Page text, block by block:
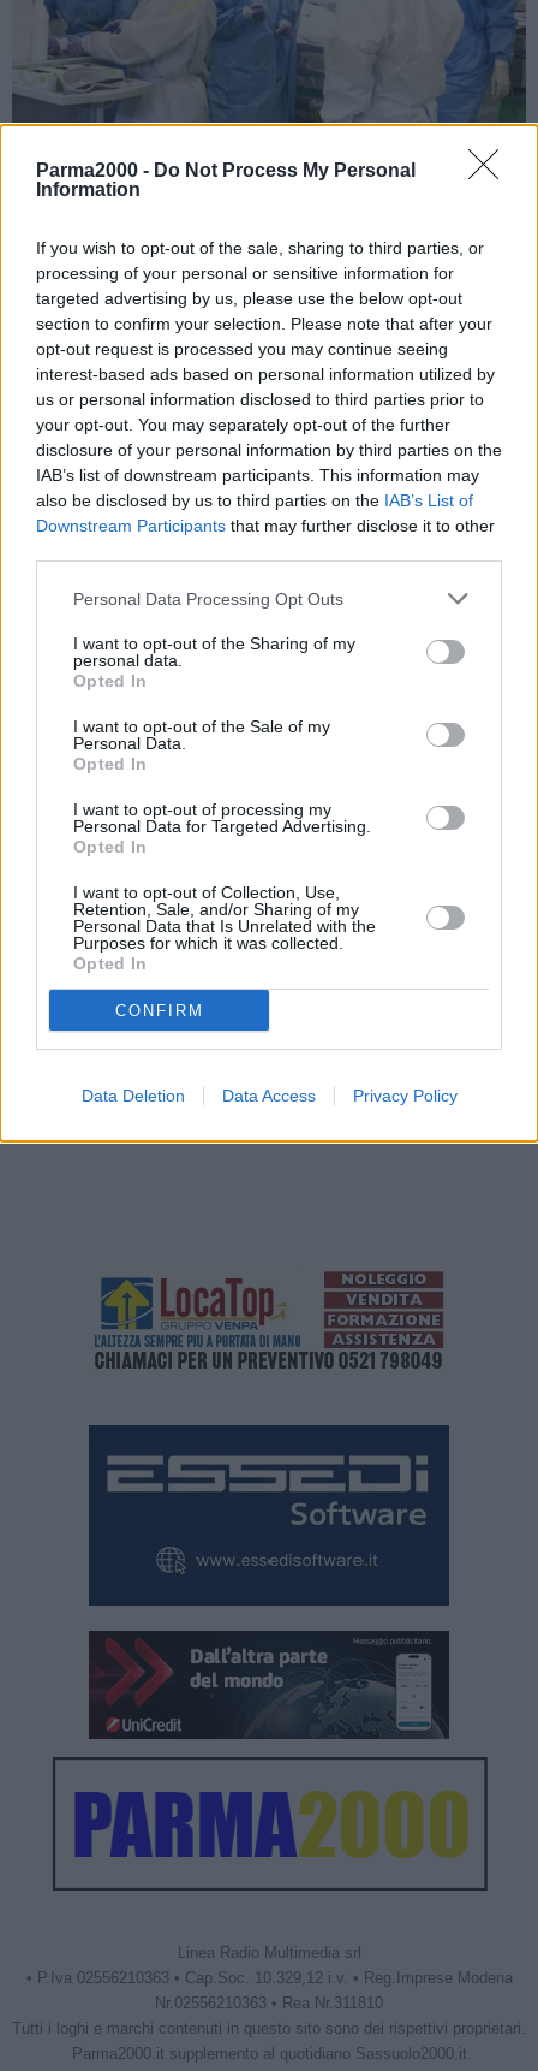
Parma2000 - Do Not Process My Personal
Information
If you wish to opt-out of the sale, sharing to third parties, or
processing of your personal or sensitive information for
targeted advertising by us, please use the below opt-out
section to confirm your selection. Please note that after your
opt-out request is processed you may continue seeing
interest-based ads based on personal information utilized by
us or personal information disclosed to third parties prior to
your opt-out. You may separately opt-out of the further
disclosure of your personal information by third parties on the
IAB’s list of downstream participants. This information may
also be disclosed by us to third parties on the IAB’s List of
Downstream Participants that may further disclose it to other
Personal Data Processing Opt Outs
I want to opt-out of the Sharing of my
personal data.
Opted In
I want to opt-out of the Sale of my
Personal Data.
Opted In
I want to opt-out of processing my
Personal Data for Targeted Advertising.
Opted In
I want to opt-out of Collection, Use,
Retention, Sale, and/or Sharing of my
Personal Data that Is Unrelated with the
Purposes for which it was collected.
Opted In
CONFIRM
Data Deletion Data Access Privacy Policy
rispetto a 375 ogni 100.000 abitanti (13-19 maggio). Nel periodo 4
maggio – 17 maggio, l’Rt medio calcolato sui casi sintomatici è
stato pari a 0,86, in diminuzione rispetto alla settimana precedente.
L’indice di trasmissibilità basato sui casi con ricovero ospedaliero è
al di sotto della soglia epidemica e stabile rispetto alla settimana
precedente: RT=0,83 al 17 maggio, rispetto a Rt=0,84 al 10
maggio. E’ quanto emerge dai dati della cabina di regia dell’Istituto
Superiore di Sanità. Il tasso di occupazione in terapia intensiva
scende al 2,6% (rilevazione giornaliera ministero della Salute al 26
maggio) dal 3,1% (19 maggio). Il tasso di occupazione in aree
Una regione/provincia autonoma è classificata a rischio alto in
quanto i dati inviati non erano sufficientemente completi per la
valutazione del rischio. Nessuna regione/provincia autonoma è
classificata a rischio moderato; tutte le altre sono classificate a
rischio basso. Sei regioni/province autonome riportano almeno una
singola allerta di resilienza. Nessuna riporta molteplici allerte di
tracciamento dei contatti è sostanzialmente stabile (13% contro il
12% della scorsa settimana). Rimane stabile anche la percentuale
45%), come anche la percentuale dei casi diagnosticati attraverso
attività di screening (44% rispetto al 43%).
(ITALPRESS).
Linea Radio Multimedia srl
• P.Iva 02556210363 • Cap.Soc. 10.329,12 i.v. • Reg.Imprese Modena
Nr.02556210363 • Rea Nr.311810
Tutti i loghi e marchi contenuti in questo sito sono dei rispettivi proprietari.
Parma2000.it supplemento al quotidiano Sassuolo2000.it